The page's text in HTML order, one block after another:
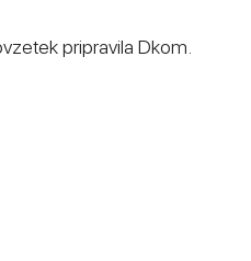
pripravila Dkom.